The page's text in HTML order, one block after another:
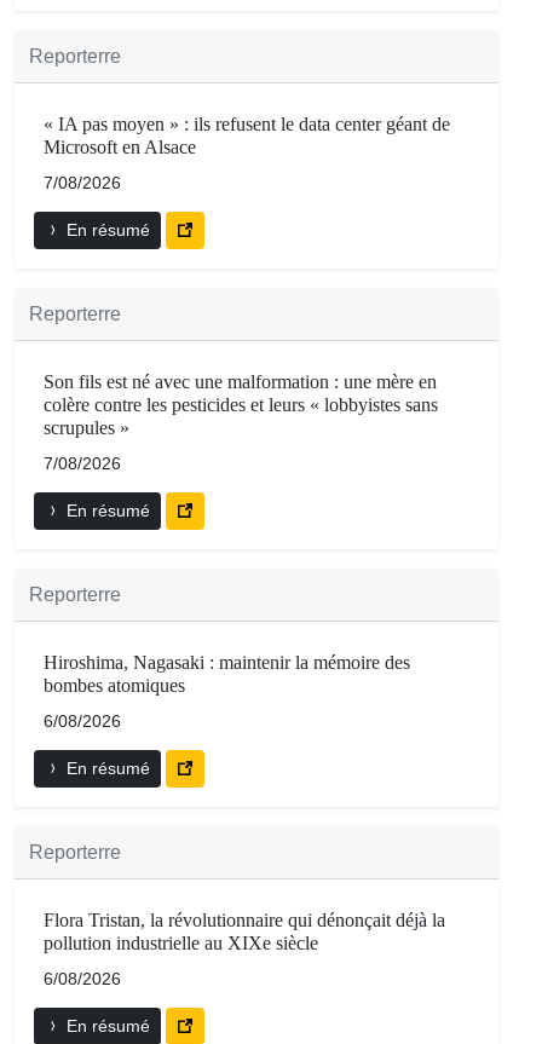
Reporterre
« IA pas moyen » : ils refusent le data center géant de
Microsoft en Alsace
7/08/2026
En résumé
Reporterre
Son fils est né avec une malformation : une mère en
colère contre les pesticides et leurs « lobbyistes sans
scrupules »
7/08/2026
En résumé
Reporterre
Hiroshima, Nagasaki : maintenir la mémoire des
bombes atomiques
6/08/2026
En résumé
Reporterre
Flora Tristan, la révolutionnaire qui dénonçait déjà la
pollution industrielle au XIXe siècle
6/08/2026
En résumé